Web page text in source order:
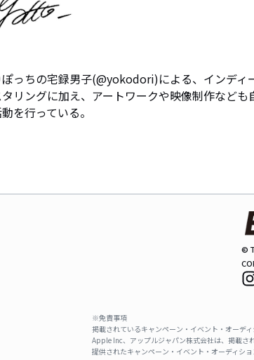
ぽっちの宅録男子(@yokodori)による、インデ
リングに加え、アートワークや映像制作など
を行っている。
©
※免責事項
掲載されているキャンペーン・イベント・オーデ
Apple Inc、アップルジャパン株式会社は、掲載さ
提供されたキャンペーン・イベント・オーディシ